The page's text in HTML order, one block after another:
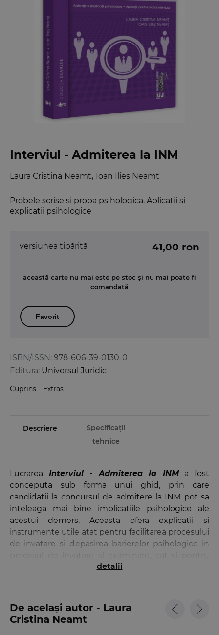
Interviul - Admiterea la INM
Probele scrise si proba psihologica. Aplicatii si
explicatii psihologice
Laura Cristina Neamt, Ioan Ilies Neamt
ISBN/ISSN: 978-606-39-0130-0
Editura: Universul Juridic
Cuprins Extras
versiunea tipărită 41,00 ron
această carte nu mai este pe stoc și nu mai poate fi
comandată
Favorit
Descriere
Specificații
tehnice
Lucrarea Interviul - Admiterea la INMa fost
conceputa sub forma unui ghid, prin care
candidatii la concursul de admitere la INM pot sa
inteleaga mai bine implicatiile psihologice ale
acestui demers. Aceasta ofera explicatii si
instrumente utile atat pentru facilitarea procesului
de invatare si depasirea barierelor psihologice in
clarificarea a ceea ce s-ar putea urmari din punct
similare cu cele de la proba interviului, si sugestii
relative la modul in care acestea ar putea fi
abordate.
detalii
De același autor - Laura
Cristina Neamt